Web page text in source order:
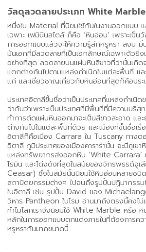
วัสดุลวดลายประเภท White Marble
หนึ่งใน Material ที่นิยมใช้กันในงานออกแบบ แ
เฉพาะ เฟมินีนสไตล์ ก็คือ ‘หินอ่อน’ เพราะเป็น
การออกแบบแล้วจะให้ความรู้สึกหรูหรา สงบ
มันเอกที่มีลวดลายที่เป็นเอกลักษณ์เฉพาะตัวยิ่งเ
อย่างที่สุด ลวดลายบนแผ่นหินสีขาวที่ว่านั้นเกิด
แตกต่างกันไปตามแหล่งกำเนิดในแต่ละพื้นที่ แล
แก่ และเชี่ยวชาญเกี่ยวกับหินอ่อนที่สุดก็คือประเ
ประเทศอิตาลีขึ้นชื่อว่าเป็นประเทศที่แหล่งกำเนิ
ว่ากันว่าเพราะเป็นประเทศที่มีพื้นที่ที่มีความบริสุ
ทำการตัดแผ่นหินออกมาจะเป็นสีขาวสะอาด แ
ต่างกันไปในแต่ละพื้นที่ด้วย เเละเมืองที่ขึ้นชื่อเ
อิตาลีก็คือเมือง Carrara ใน Tuscany ทางต
อิตาลี ภูมิประเทศของเมืองคาราร่านั้น จะมีภูเข
แหล่งทรัพยากรส่งออกหิน ‘White Carrara’
โรมัน และโด่งดังที่สุดในสมัยของจักรพรรดิ์จูเ
Ceasar) ซึ่งในสมัยนั้นนิยมใช้หินอ่อนหลายชนิ
สถาปัตยกรรมต่างๆ ไปจนถึงรูปปั้นปฏิมากรร
ในอิตาลี เช่น รูปปั้น David ของ
วิหาร Pantheon ในโรม อ่านมาถึงตรงนี้คงไม่
ทำไมโลกเราจึงนิยมใช้ White Marble หรือ
หลักในการออกแบบตกแต่งภายในที่ต้องการค
หรูหรากันมากขนาดนี้
.